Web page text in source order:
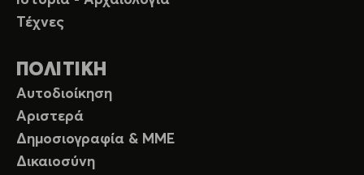
Τέχνες
ΠΟΛΙΤΙΚΗ
Αυτοδιοίκηση
Αριστερά
Δημοσιογραφία & ΜΜΕ
Δικαιοσύνη